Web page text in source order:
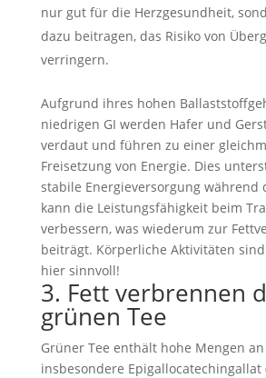
nur gut für die Herzgesundheit,
dazu beitragen, das Risiko von
verringern.
Aufgrund ihres hohen
niedrigen GI werden Hafer und
verdaut und führen zu einer
Freisetzung von Energie. Dies
stabile Energieversorgung während
kann die Leistungsfähigkeit beim
verbessern, was wiederum zur
beiträgt. Körperliche Aktivitäten
hier sinnvoll!
3. Fett verbrennen
grünen Tee
Grüner Tee enthält hohe Mengen
insbesondere Epigallocatechingallat